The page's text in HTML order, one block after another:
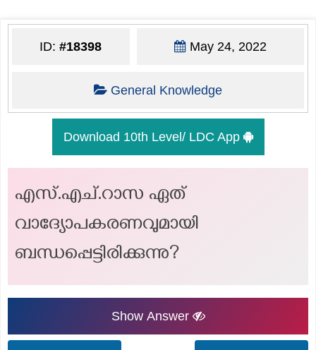
ID:#18398 May 24, 2022
General Knowledge
Download 10th Level/ LDC App
എസ്.എച്.റാസ ഏത്
വാദ്യോപകരണവുമായി
ബന്ധപ്പെട്ടിരിക്കുന്നു?
Show Answer